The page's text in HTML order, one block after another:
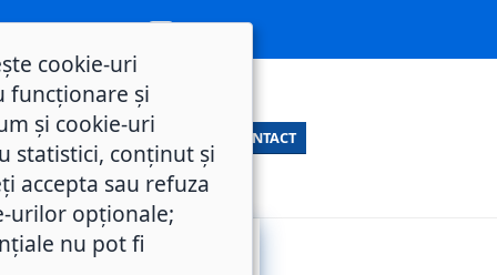
CONTACT
cookie-uri
funcționare și
și cookie-uri
statistici, conținut și
accepta sau refuza
urilor opționale;
nu pot fi